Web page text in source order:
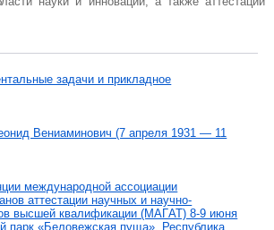
задачи и прикладное
Вениаминович (7 апреля 1931 — 11
международной ассоциации
аттестации научных и научно-
высшей квалификации (МАГAT) 8-9 июня
парк «Беловежская пуща», Республика